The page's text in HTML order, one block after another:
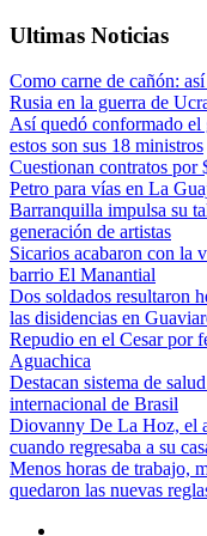
Ultimas Noticias
Como carne de cañón:
Rusia en la guerra de
Así quedó conformado el
estos son sus 18 ministros
Cuestionan contratos
Petro para vías en La
Barranquilla impulsa su
generación de artistas
Sicarios acabaron con la
barrio El Manantial
Dos soldados resultaron
las disidencias en
Repudio en el Cesar por
Aguachica
Destacan sistema de
internacional de Brasil
Diovanny De La Hoz, el
cuando regresaba a su
Menos horas de trabajo,
quedaron las nuevas